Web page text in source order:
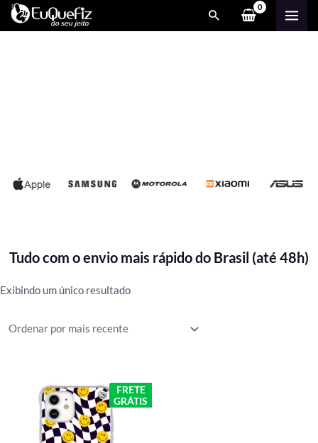
Tudo com o envio mais rápido do Brasil (até 48h)
Exibindo um único resultado
FRETE
GRÁTIS
O
preço
original
era:
R$ 59,90.
O
preço
atual
é:
R$ 49,90.